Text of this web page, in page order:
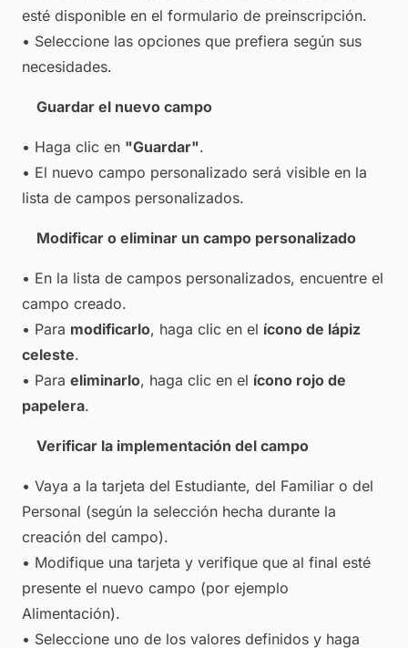
esté disponible en el formulario de preinscripción.
• Seleccione las opciones que prefiera según sus
necesidades.
Guardar el nuevo campo
• Haga clic en "Guardar".
• El nuevo campo personalizado será visible en la
lista de campos personalizados.
Modificar o eliminar un campo personalizado
• En la lista de campos personalizados, encuentre el
campo creado.
• Para modificarlo, haga clic en el ícono de lápiz
celeste.
• Para eliminarlo, haga clic en el ícono rojo de
papelera.
Verificar la implementación del campo
• Vaya a la tarjeta del Estudiante, del Familiar o del
Personal (según la selección hecha durante la
creación del campo).
• Modifique una tarjeta y verifique que al final esté
presente el nuevo campo (por ejemplo
Alimentación).
• Seleccione uno de los valores definidos y haga